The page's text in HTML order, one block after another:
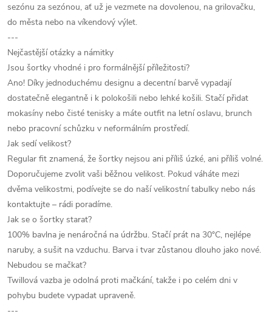
sezónu za sezónou, ať už je vezmete na dovolenou, na grilovačku,
do města nebo na víkendový výlet.
---
Nejčastější otázky a námitky
Jsou šortky vhodné i pro formálnější příležitosti?
Ano! Díky jednoduchému designu a decentní barvě vypadají
dostatečně elegantně i k polokošili nebo lehké košili. Stačí přidat
mokasíny nebo čisté tenisky a máte outfit na letní oslavu, brunch
nebo pracovní schůzku v neformálním prostředí.
Jak sedí velikost?
Regular fit znamená, že šortky nejsou ani příliš úzké, ani příliš volné.
Doporučujeme zvolit vaši běžnou velikost. Pokud váháte mezi
dvěma velikostmi, podívejte se do naší velikostní tabulky nebo nás
kontaktujte – rádi poradíme.
Jak se o šortky starat?
100% bavlna je nenáročná na údržbu. Stačí prát na 30°C, nejlépe
naruby, a sušit na vzduchu. Barva i tvar zůstanou dlouho jako nové.
Nebudou se mačkat?
Twillová vazba je odolná proti mačkání, takže i po celém dni v
pohybu budete vypadat upraveně.
---